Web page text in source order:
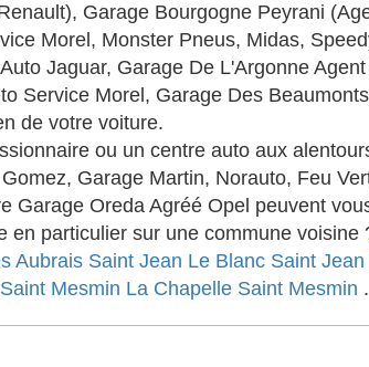
Garage Bourgogne Peyrani
Morel, Monster Pneus, Midas,
Jaguar, Garage De L'Argonne
Service Morel, Garage Des
de votre voiture.
ou un centre auto aux
Garage Martin, Norauto, Feu
Garage Oreda Agréé Opel peuvent
en particulier sur une commune
Aubrais Saint Jean Le Blanc Saint
Mesmin La Chapelle Saint Mesmin .